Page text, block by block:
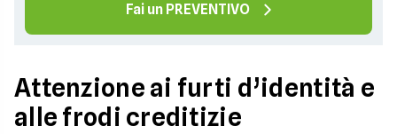
Fai un PREVENTIVO
Attenzione ai furti d’identità e
alle frodi creditizie